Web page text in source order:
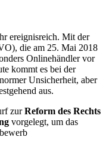
ereignisreich. Mit der
die am 25. Mai 2018
Onlinehändler vor
kommt es bei der
Unsicherheit, aber
aus.
zurReform des Rechts
vorgelegt, um das